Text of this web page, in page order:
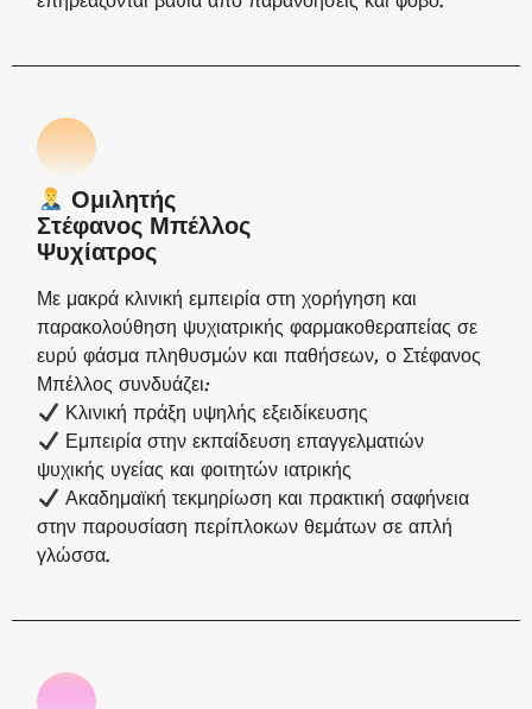
Ομιλητής
Στέφανος Μπέλλος
Ψυχίατρος
Με μακρά κλινική εμπειρία στη χορήγηση και
παρακολούθηση ψυχιατρικής φαρμακοθεραπείας σε
ευρύ φάσμα πληθυσμών και παθήσεων, ο Στέφανος
Μπέλλος συνδυάζει:
Κλινική πράξη υψηλής εξειδίκευσης
Εμπειρία στην εκπαίδευση επαγγελματιών
ψυχικής υγείας και φοιτητών ιατρικής
Ακαδημαϊκή τεκμηρίωση και πρακτική σαφήνεια
στην παρουσίαση περίπλοκων θεμάτων σε απλή
γλώσσα.